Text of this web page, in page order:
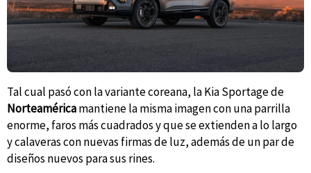
Tal cual pasó con la variante coreana, la Kia Sportage de
Norteaméricamantiene la misma imagen con una parrilla
enorme, faros más cuadrados y que se extienden a lo largo
y calaveras con nuevas firmas de luz, además de un par de
diseños nuevos para sus rines.